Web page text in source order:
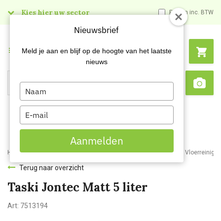
Kies hier uw sector Prijzen inc. BTW
Search
Menu
Home Webshop Schoonmaakartikelen Reinigingsmiddelen
Terug naar overzicht
Taski Jontec Matt 5 liter
Art: 7513194
Nieuwsbrief
Meld je aan en blijf op de hoogte van het laatste
nieuws
Type
your
name
Type
your
email
Aanmelden